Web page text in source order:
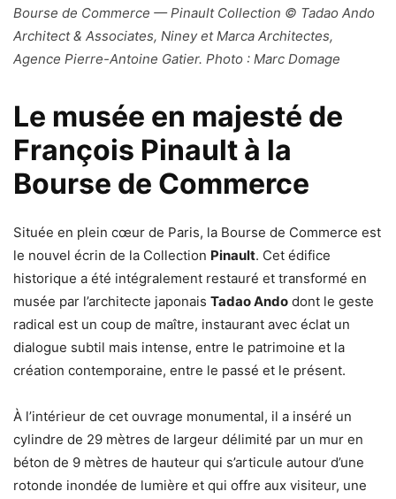
Bourse de Commerce — Pinault Collection © Tadao Ando
Architect & Associates, Niney et Marca Architectes,
Agence Pierre-Antoine Gatier. Photo : Marc Domage
Le musée en majesté de
François Pinault à la
Bourse de Commerce
Située en plein cœur de Paris, la Bourse de Commerce est
le nouvel écrin de la Collection Pinault. Cet édifice
historique a été intégralement restauré et transformé en
musée par l’architecte japonais Tadao Ando dont le geste
radical est un coup de maître, instaurant avec éclat un
dialogue subtil mais intense, entre le patrimoine et la
création contemporaine, entre le passé et le présent.
À l’intérieur de cet ouvrage monumental, il a inséré un
cylindre de 29 mètres de largeur délimité par un mur en
béton de 9 mètres de hauteur qui s’articule autour d’une
rotonde inondée de lumière et qui offre aux visiteur, une